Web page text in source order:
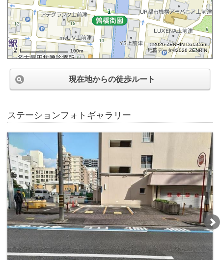
100m
©2026 ZENRIN DataCom
地図データ©2026 ZENRIN
現在地からの徒歩ルート
ステーションフォトギャラリー